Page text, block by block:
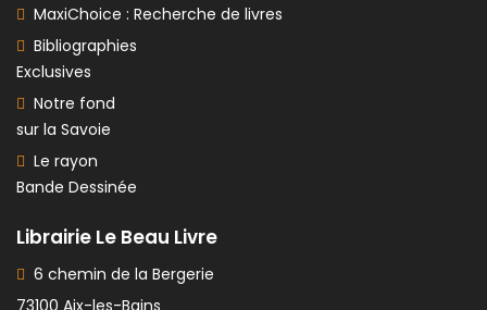
MaxiChoice : Recherche de livres
Bibliographies
Exclusives
Notre fond
sur la Savoie
Le rayon
Bande Dessinée
Librairie Le Beau Livre
6 chemin de la Bergerie
73100 Aix-les-Bains